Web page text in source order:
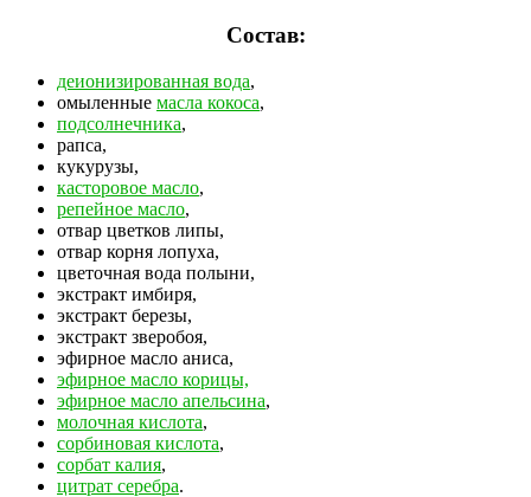
Состав:
деионизированная вода,
омыленные масла кокоса,
подсолнечника,
рапса,
кукурузы,
касторовое масло,
репейное масло,
отвар цветков липы,
отвар корня лопуха,
цветочная вода полыни,
экстракт имбиря,
экстракт березы,
экстракт зверобоя,
эфирное масло аниса,
эфирное масло корицы,
эфирное масло апельсина,
молочная кислота,
сорбиновая кислота,
сорбат калия,
цитрат серебра.